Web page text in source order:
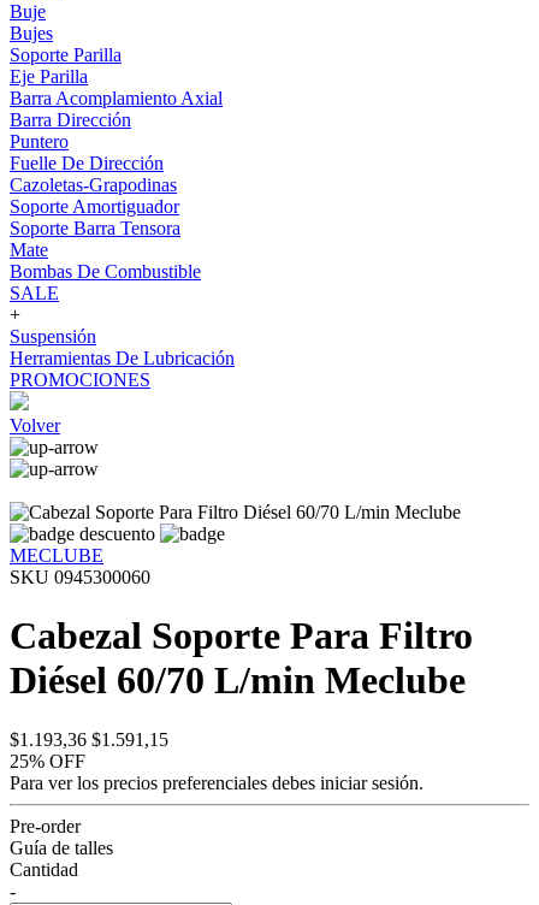
Buje
Bujes
Soporte Parilla
Eje Parilla
Barra Acomplamiento Axial
Barra Dirección
Puntero
Fuelle De Dirección
Cazoletas-Grapodinas
Soporte Amortiguador
Soporte Barra Tensora
Mate
Bombas De Combustible
SALE
+
Suspensión
Herramientas De Lubricación
PROMOCIONES
Volver
MECLUBE
SKU 0945300060
Cabezal Soporte Para Filtro
Diésel 60/70 L/min Meclube
$1.193,36 $1.591,15
25% OFF
Para ver los precios preferenciales debes iniciar sesión.
Pre-order
Guía de talles
Cantidad
-